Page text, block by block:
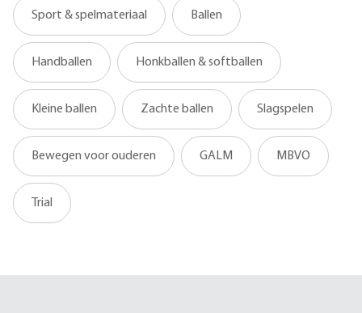
Sport & spelmateriaal Ballen
Handballen Honkballen & softballen
Kleine ballen Zachte ballen Slagspelen
Bewegen voor ouderen GALM MBVO
Trial